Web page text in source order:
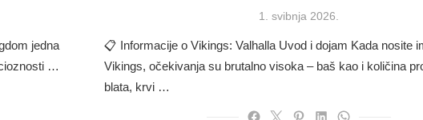
jedna
…
Posted
1. svibnja 2026.
📋 Informacije o Vikings: Valhalla Uvod i dojam Kada nosite
Vikings, očekivanja su brutalno visoka – baš kao i količina
blata, krvi …